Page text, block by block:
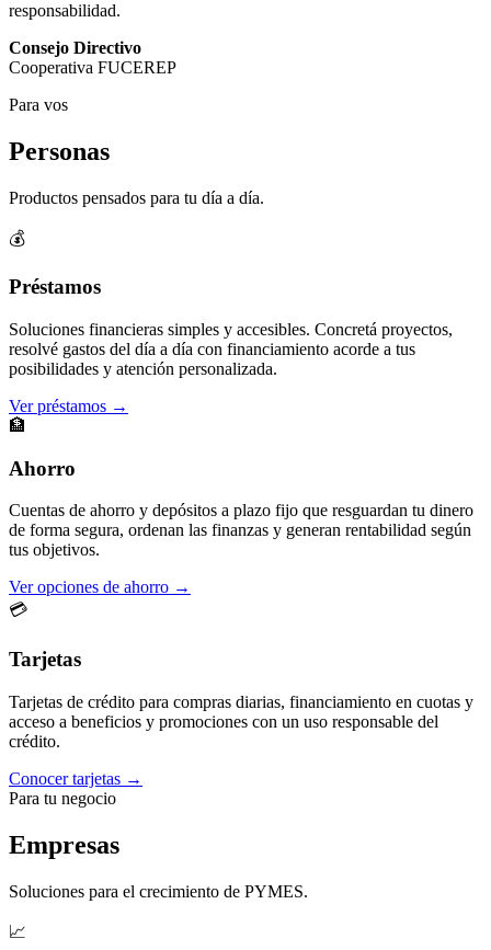
responsabilidad.
Consejo Directivo
Cooperativa FUCEREP
Para vos
Personas
Productos pensados para tu día a día.
💰
Préstamos
Soluciones financieras simples y accesibles. Concretá proyectos,
resolvé gastos del día a día con financiamiento acorde a tus
posibilidades y atención personalizada.
Ver préstamos →
🏦
Ahorro
Cuentas de ahorro y depósitos a plazo fijo que resguardan tu dinero
de forma segura, ordenan las finanzas y generan rentabilidad según
tus objetivos.
Ver opciones de ahorro →
💳
Tarjetas
Tarjetas de crédito para compras diarias, financiamiento en cuotas y
acceso a beneficios y promociones con un uso responsable del
crédito.
Conocer tarjetas →
Para tu negocio
Empresas
Soluciones para el crecimiento de PYMES.
📈